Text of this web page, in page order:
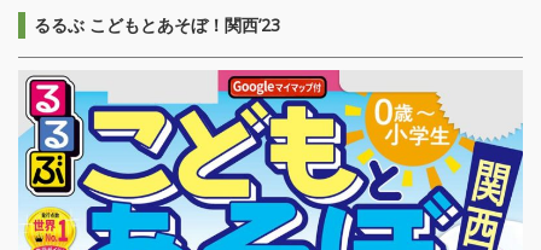
るるぶ こどもとあそぼ！関西’23